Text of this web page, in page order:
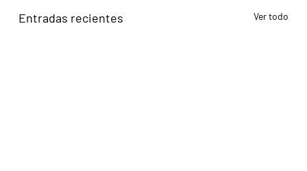
Entradas recientes Ver todo